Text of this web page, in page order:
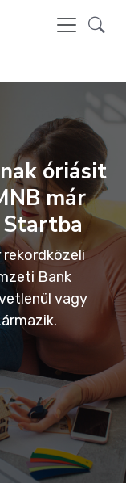
óriásit
már
rekordközeli
Bank
vagy